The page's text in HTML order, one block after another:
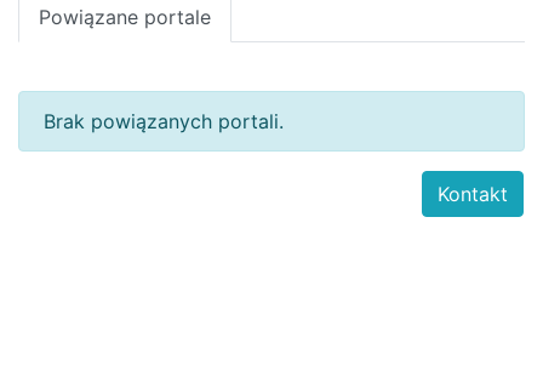
Powiązane portale
Brak powiązanych portali.
Kontakt